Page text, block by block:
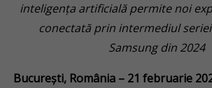
inteligența artificială permite noi
conectată prin intermediul
Samsung din 2024
București, România – 21 februarie